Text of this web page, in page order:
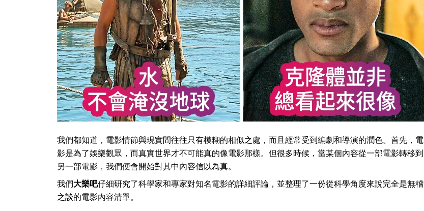
我們都知道，電影情節與現實間往往只有模糊的相似之處，而且經常受到編劇和導演的潤色。首先，電
影是為了娛樂觀眾，而真實世界才不可能真的像電影那樣。但很多時候，當某個內容從一部電影轉移到
另一部電影，我們便會開始對其中內容信以為真。
我們大樂吧仔細研究了科學家和專家對知名電影的詳細評論，並整理了一份從科學角度來說完全是無稽
之談的電影內容清單。